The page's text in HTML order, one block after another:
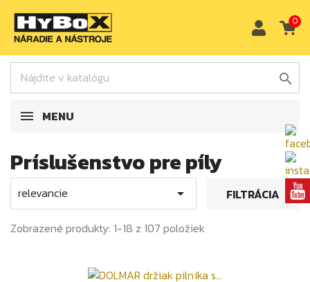

0
MENU
Príslušenstvo pre píly
relevancie  FILTRÁCIA
Zobrazené produkty: 1-18 z 107 položiek